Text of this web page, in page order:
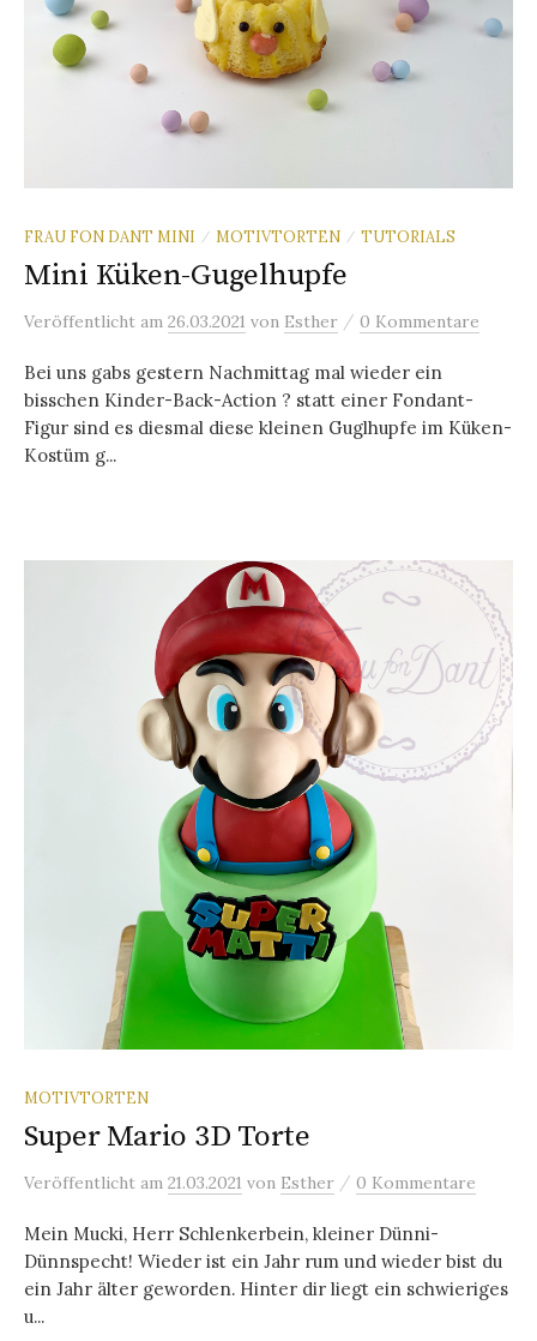
FRAU FON DANT MINI / MOTIVTORTEN / TUTORIALS
Mini Küken-Gugelhupfe
Veröffentlicht am 26.03.2021 von Esther / 0 Kommentare
Bei uns gabs gestern Nachmittag mal wieder ein
bisschen Kinder-Back-Action ? statt einer Fondant-
Figur sind es diesmal diese kleinen Guglhupfe im Küken-
Kostüm g...
MOTIVTORTEN
Super Mario 3D Torte
Veröffentlicht am 21.03.2021 von Esther / 0 Kommentare
Mein Mucki, Herr Schlenkerbein, kleiner Dünni-
Dünnspecht! Wieder ist ein Jahr rum und wieder bist du
ein Jahr älter geworden. Hinter dir liegt ein schwieriges
u...